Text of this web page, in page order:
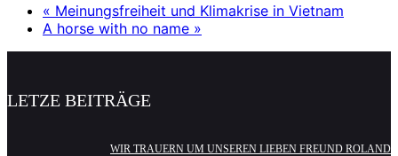
« Meinungsfreiheit und Klimakrise in Vietnam
A horse with no name »
LETZE BEITRÄGE
WIR TRAUERN UM UNSEREN LIEBEN FREUND ROLAND